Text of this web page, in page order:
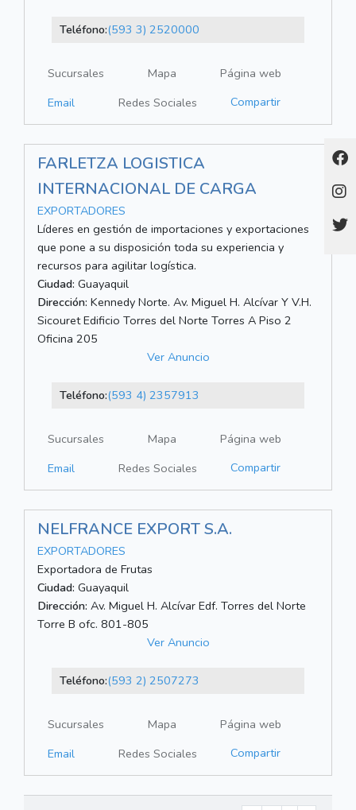
Teléfono:(593 3) 2520000
Sucursales Mapa
Página web
Email
Redes Sociales Compartir
FARLETZA LOGISTICA
INTERNACIONAL DE CARGA
EXPORTADORES
Líderes en gestión de importaciones y exportaciones
que pone a su disposición toda su experiencia y
recursos para agilitar logística.
Ciudad: Guayaquil
Dirección: Kennedy Norte. Av. Miguel H. Alcívar Y V.H.
Sicouret Edificio Torres del Norte Torres A Piso 2
Oficina 205
Ver Anuncio
Teléfono:(593 4) 2357913
Sucursales Mapa
Página web
Email
Redes Sociales Compartir
NELFRANCE EXPORT S.A.
EXPORTADORES
Exportadora de Frutas
Ciudad: Guayaquil
Dirección: Av. Miguel H. Alcívar Edf. Torres del Norte
Torre B ofc. 801-805
Ver Anuncio
Teléfono:(593 2) 2507273
Sucursales Mapa
Página web
Email
Redes Sociales Compartir